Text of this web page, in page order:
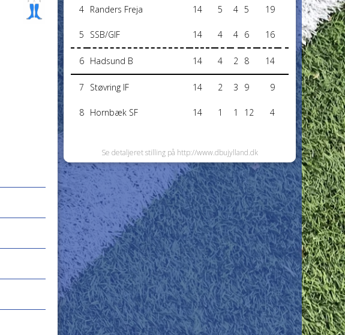
4 Randers Freja 14 5 4 5 19
5 SSB/GIF 14 4 4 6 16
6 Hadsund B 14 4 2 8 14
7 Støvring IF 14 2 3 9 9
8 Hornbæk SF 14 1 1 12 4
Se detaljeret stilling på http://www.dbujylland.dk